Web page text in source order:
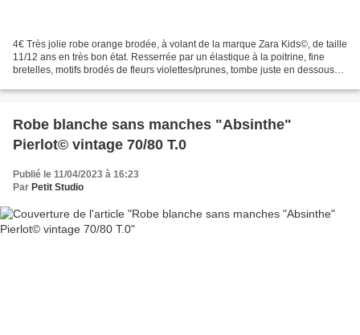
4€ Très jolie robe orange brodée, à volant de la marque Zara Kids©, de taille
11/12 ans en très bon état. Resserrée par un élastique à la poitrine, fine
bretelles, motifs brodés de fleurs violettes/prunes, tombe juste en dessous
Robe blanche sans manches "Absinthe"
Pierlot© vintage 70/80 T.0
Publié le 11/04/2023 à 16:23
Par Petit Studio